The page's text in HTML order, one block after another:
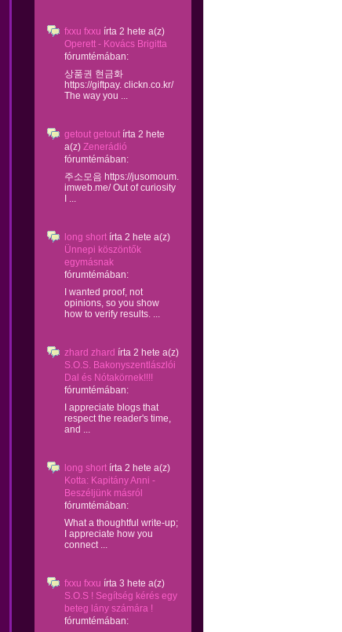
fxxu fxxu írta 2 hete a(z)
Operett - Kovács Brigitta
fórumtémában:
상품권 현금화
https://giftpay. clickn.co.kr/
The way you ...
getout getout írta 2 hete
a(z) Zenerádió
fórumtémában:
주소모음 https://jusomoum.
imweb.me/ Out of curiosity
I ...
long short írta 2 hete a(z)
Ünnepi köszöntők
egymásnak
fórumtémában:
I wanted proof, not
opinions, so you show
how to verify results. ...
zhard zhard írta 2 hete a(z)
S.O.S. Bakonyszentlászlói
Dal és Nótakörnek!!!!
fórumtémában:
I appreciate blogs that
respect the reader's time,
and ...
long short írta 2 hete a(z)
Kotta: Kapitány Anni -
Beszéljünk másról
fórumtémában:
What a thoughtful write-up;
I appreciate how you
connect ...
fxxu fxxu írta 3 hete a(z)
S.O.S ! Segítség kérés egy
beteg lány számára !
fórumtémában: